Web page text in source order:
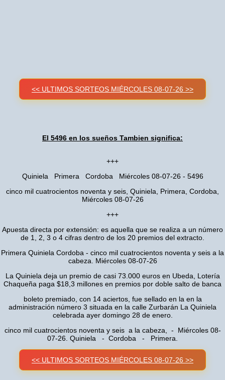
<< ULTIMOS SORTEOS MIÉRCOLES 08-07-26 >>
El 5496 en los sueños Tambien significa:
+++
Quiniela Primera Cordoba Miércoles 08-07-26 - 5496
cinco mil cuatrocientos noventa y seis, Quiniela, Primera, Cordoba,
Miércoles 08-07-26
+++
Apuesta directa por extensión: es aquella que se realiza a un número
de 1, 2, 3 o 4 cifras dentro de los 20 premios del extracto.
Primera Quiniela Cordoba - cinco mil cuatrocientos noventa y seis a la
cabeza. Miércoles 08-07-26
La Quiniela deja un premio de casi 73.000 euros en Ubeda, Lotería
Chaqueña paga $18,3 millones en premios por doble salto de banca
boleto premiado, con 14 aciertos, fue sellado en la en la
administración número 3 situada en la calle Zurbarán La Quiniela
celebrada ayer domingo 28 de enero.
cinco mil cuatrocientos noventa y seis a la cabeza, - Miércoles 08-
07-26. Quiniela - Cordoba - Primera.
<< ULTIMOS SORTEOS MIÉRCOLES 08-07-26 >>